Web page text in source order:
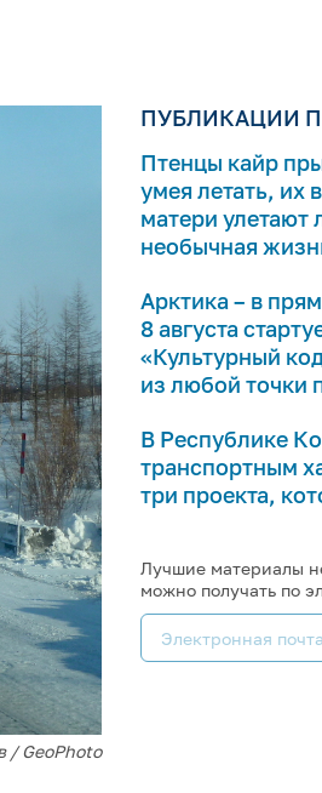
/ GeoPhoto
ПУБЛИКАЦИИ
Птенцы кайр
умея летать, их
матери улетают
необычная
Арктика – в
8 августа
«Культурный
из любой точки
В Республике
транспортным
три проекта,
Лучшие материалы
можно получать по